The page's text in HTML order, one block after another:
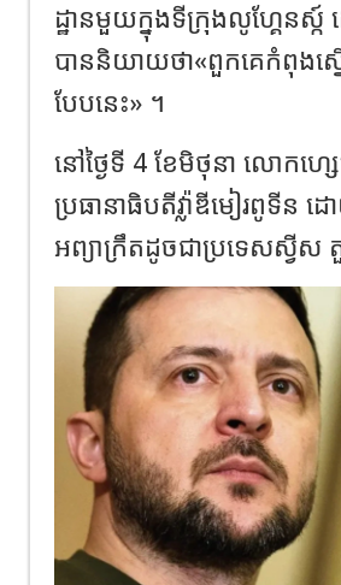
ដ្ឋានមួយក្នុងទីក្រុងលូហ្គែន
បាននិយាយថា«ពួកគេកំពុងស្នើ
បែបនេះ» ។
នៅថ្ងៃទី 4 ខែមិថុនា លោក
ប្រធានាធិបតីវ្ល៉ាឌីមៀរពូទីន ដ
អព្យាក្រឹតដូចជាប្រទេសស្វីស